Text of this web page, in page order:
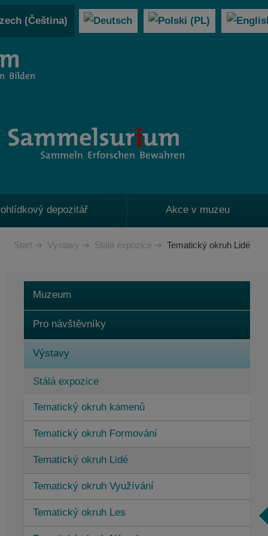
depozitář Akce v muzeu
Start Výstavy Stálá expozice Tematický okruh Lidé
Muzeum
Pro návštěvníky
Výstavy
Stálá expozice
Tematický okruh kamenů
Tematický okruh Formování
Tematický okruh Lidé
Tematický okruh Využívání
Tematický okruh Les
Speciální výstavy
Výzkumné pracoviště a prohlídkový depozitář
Akce v muzeu
Otevírací doba Elementária